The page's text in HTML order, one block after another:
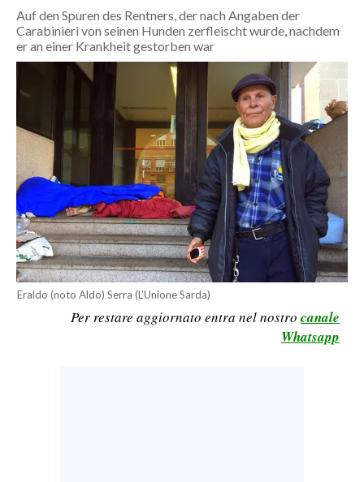
POLITICA
ECONOMIA
SERVIZI ALLE IMPRESE
LAVORO
BANDI
SPORT IN SARDEGNA
SPORT
RISULTATI E CLASSIFICHE
CALCIO
CALCIO REGIONALE
Auf den Spuren des Rentners, der nach Angaben der
Carabinieri von seinen Hunden zerfleischt wurde, nachdem
er an einer Krankheit gestorben war
Eraldo (noto Aldo) Serra (L'Unione Sarda)
Per restare aggiornato entra nel nostro canale
Whatsapp